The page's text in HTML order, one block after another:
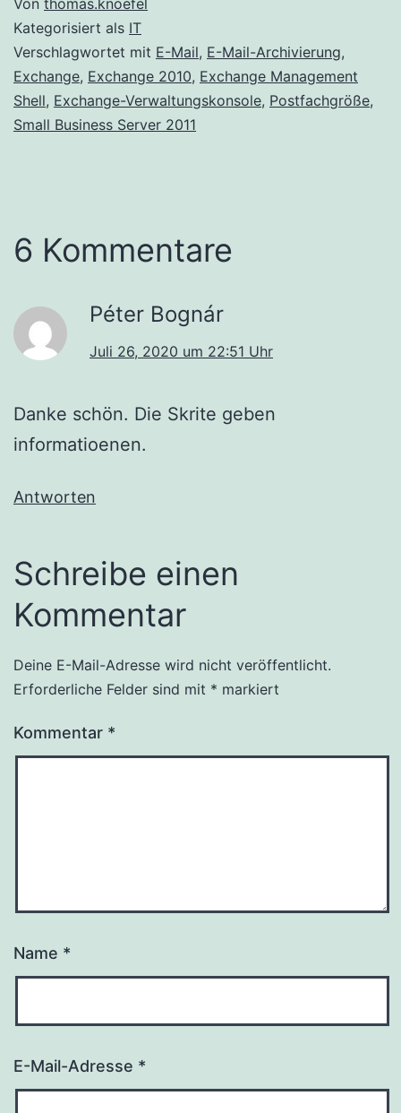
Kategorisiert als IT
Verschlagwortet mit E-Mail, E-Mail-Archivierung,
Exchange, Exchange 2010, Exchange Management
Shell, Exchange-Verwaltungskonsole, Postfachgröße,
Small Business Server 2011
6 Kommentare
Péter Bognár
Juli 26, 2020 um 22:51 Uhr
Danke schön. Die Skrite geben
informatioenen.
Antworten
Schreibe einen
Kommentar
Deine E-Mail-Adresse wird nicht veröffentlicht.
Erforderliche Felder sind mit * markiert
Kommentar *
Name *
E-Mail-Adresse *
Alternative: